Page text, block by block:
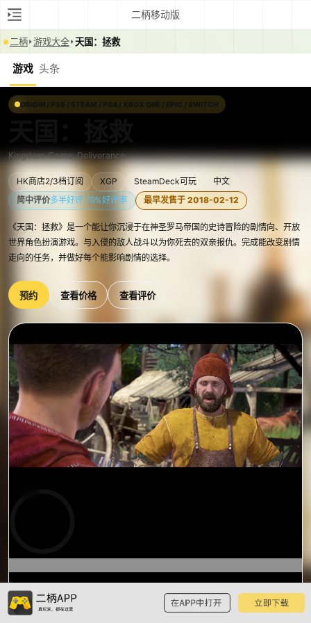
二柄移动版
二柄 游戏大全 天国：拯救
游戏 头条
ORIGIN / PS5 / STEAM / PS4 / XBOX ONE / EPIC / SWITCH
Kingdom Come: Deliverance
HK商店2/3档订阅 XGP SteamDeck可玩
中文
简中评价多半好评 79%好评率 最早发售于 2018-02-12
《天国：拯救》是一个能让你沉浸于在神圣罗马帝国的史诗冒险的剧情向、开放
世界角色扮演游戏。与入侵的敌人战斗以为你死去的双亲报仇。完成能改变剧情
走向的任务，并做好每个能影响剧情的选择。
预约 查看价格 查看评价
0:16
预
览